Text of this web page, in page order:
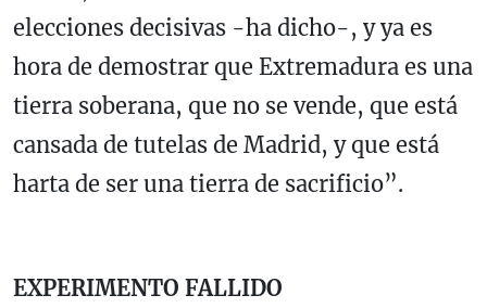
elecciones decisivas -ha dicho-, y ya es
hora de demostrar que Extremadura es una
tierra soberana, que no se vende, que está
cansada de tutelas de Madrid, y que está
harta de ser una tierra de sacrificio”.
EXPERIMENTO FALLIDO